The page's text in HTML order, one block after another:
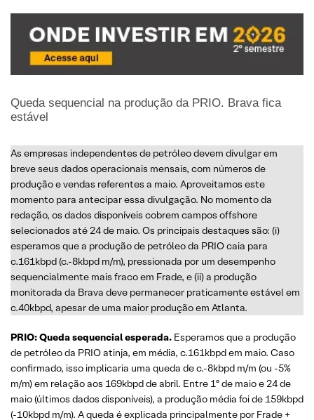
Queda sequencial na produção da PRIO. Brava fica
estável
As empresas independentes de petróleo devem divulgar em
breve seus dados operacionais mensais, com números de
produção e vendas referentes a maio. Aproveitamos este
momento para antecipar essa divulgação. No momento da
redação, os dados disponíveis cobrem campos offshore
selecionados até 24 de maio. Os principais destaques são: (i)
esperamos que a produção de petróleo da PRIO caia para
c.161kbpd (c.-8kbpd m/m), pressionada por um desempenho
sequencialmente mais fraco em Frade, e (ii) a produção
monitorada da Brava deve permanecer praticamente estável em
c.40kbpd, apesar de uma maior produção em Atlanta.
PRIO: Queda sequencial esperada. Esperamos que a produção
de petróleo da PRIO atinja, em média, c.161kbpd em maio. Caso
confirmado, isso implicaria uma queda de c.-8kbpd m/m (ou -5%
m/m) em relação aos 169kbpd de abril. Entre 1º de maio e 24 de
maio (últimos dados disponíveis), a produção média foi de 159kbpd
(-10kbpd m/m). A queda é explicada principalmente por Frade +